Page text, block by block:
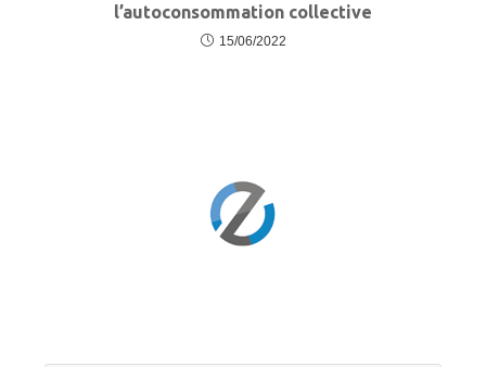
l’autoconsommation collective
15/06/2022